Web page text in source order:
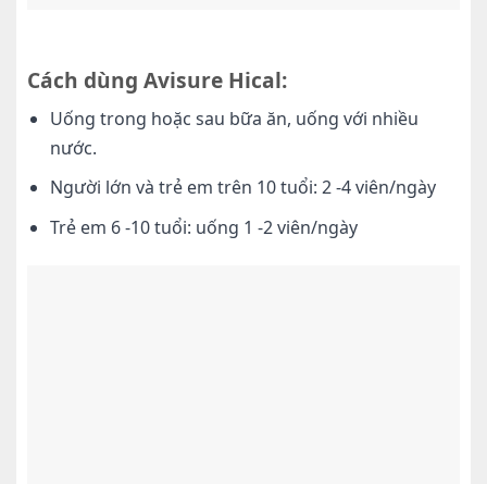
Cách dùng Avisure Hical:
Uống trong hoặc sau bữa ăn, uống với nhiều
nước.
Người lớn và trẻ em trên 10 tuổi: 2 -4 viên/ngày
Trẻ em 6 -10 tuổi: uống 1 -2 viên/ngày